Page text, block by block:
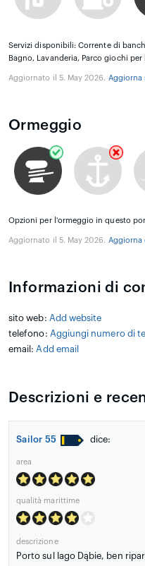
Servizi disponibili: Corrente di
Bagno, Lavanderia, Parco giochi per
Aggiornato il 5. May 2026. Aggiorna
Ormeggio
Opzioni per l'ormeggio in questo
Aggiornato il 5. May 2026. Aggiorna
Informazioni di
sito web: Add website
telefono: Aggiungi numero di
email: Add email
Descrizioni e
Sailor 55 dice:
area
qualità marittime
descrizione
Porto sul lago Dąbie, ben